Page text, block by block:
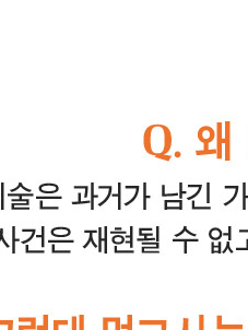
, 알브레히트 뒤러
잇는 화려한 국제도시
로 황금시대를 열다